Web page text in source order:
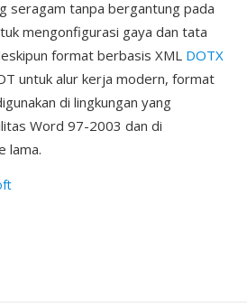
seragam tanpa bergantung pada
mengonfigurasi gaya dan tata
format berbasis XML DOTX
untuk alur kerja modern, format
di lingkungan yang
Word 97-2003 dan di
lama.